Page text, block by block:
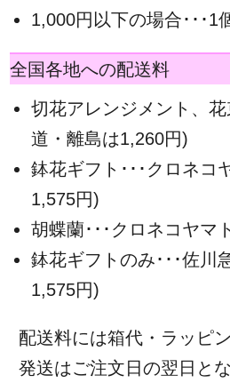
1,000円以下の場合･･･1
全国各地への配送料
切花アレンジメント、
道・離島は1,260円)
鉢花ギフト･･･クロネコ
1,575円)
胡蝶蘭･･･クロネコヤマ
鉢花ギフトのみ･･･佐川
1,575円)
配送料には箱代・ラッピ
発送はご注文日の翌日と